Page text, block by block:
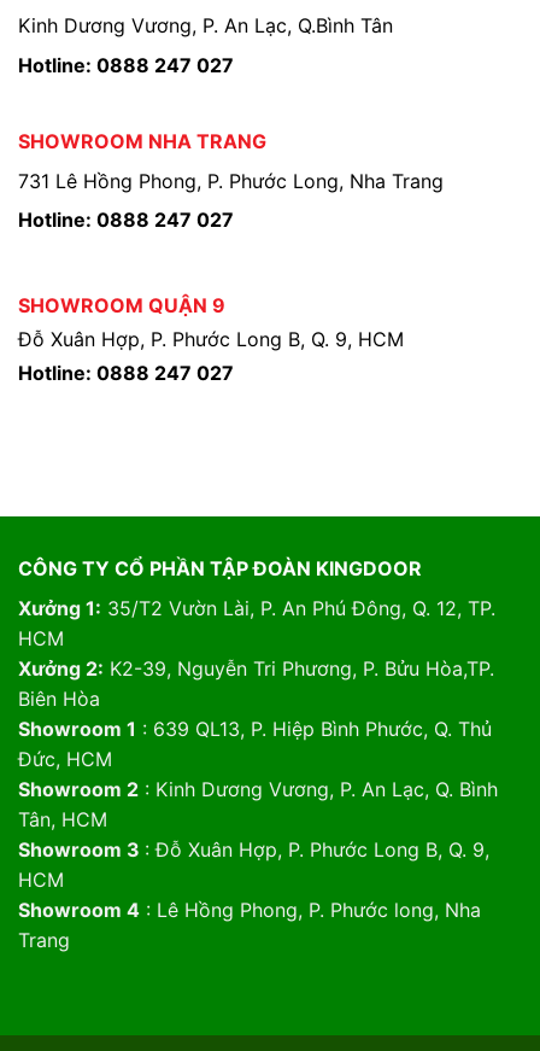
Kinh Dương Vương, P. An Lạc, Q.Bình Tân
Hotline: 0888 247 027
SHOWROOM NHA TRANG
731 Lê Hồng Phong, P. Phước Long, Nha Trang
Hotline: 0888 247 027
SHOWROOM QUẬN 9
Đỗ Xuân Hợp, P. Phước Long B, Q. 9, HCM
Hotline: 0888 247 027
CÔNG TY CỔ PHẦN TẬP ĐOÀN KINGDOOR
Xưởng 1: 35/T2 Vườn Lài, P. An Phú Đông, Q. 12, TP.
HCM
Xưởng 2: K2-39, Nguyễn Tri Phương, P. Bửu Hòa,TP.
Biên Hòa
Showroom 1 : 639 QL13, P. Hiệp Bình Phước, Q. Thủ
Đức, HCM
Showroom 2: Kinh Dương Vương, P. An Lạc, Q. Bình
Tân, HCM
Showroom 3 : Đỗ Xuân Hợp, P. Phước Long B, Q. 9,
HCM
Showroom 4: Lê Hồng Phong, P. Phước long, Nha
Trang